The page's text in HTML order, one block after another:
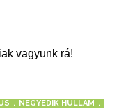
vagyunk rá!
NEGYEDIK HULLÁM